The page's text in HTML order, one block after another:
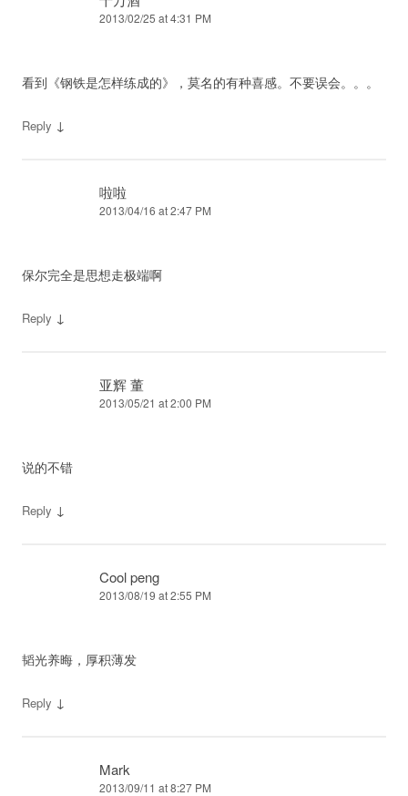
2013/02/25 at 4:31 PM
看到《钢铁是怎样练成的》，莫名的有种喜感。不要误会。。。
Reply ↓
啦啦
2013/04/16 at 2:47 PM
保尔完全是思想走极端啊
Reply ↓
亚辉 董
2013/05/21 at 2:00 PM
说的不错
Reply ↓
Cool peng
2013/08/19 at 2:55 PM
韬光养晦，厚积薄发
Reply ↓
Mark
2013/09/11 at 8:27 PM